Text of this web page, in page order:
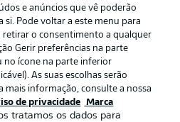
Aviso de privacidade
Emissoras
Marca
Jogadores
e anúncios que vê poderão
si. Pode voltar a este menu para
retirar o consentimento a qualquer
Gerir preferências na parte
no ícone na parte inferior
As suas escolhas serão
mais informação, consulte a nossa
de privacidade Marca
tratamos os dados para